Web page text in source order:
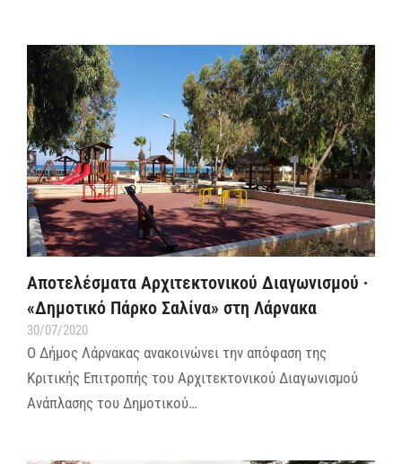
Αποτελέσματα Αρχιτεκτονικού Διαγωνισμού ∙
«Δημοτικό Πάρκο Σαλίνα» στη Λάρνακα
30/07/2020
Ο Δήμος Λάρνακας ανακοινώνει την απόφαση της
Κριτικής Επιτροπής του Αρχιτεκτονικού Διαγωνισμού
Ανάπλασης του Δημοτικού…